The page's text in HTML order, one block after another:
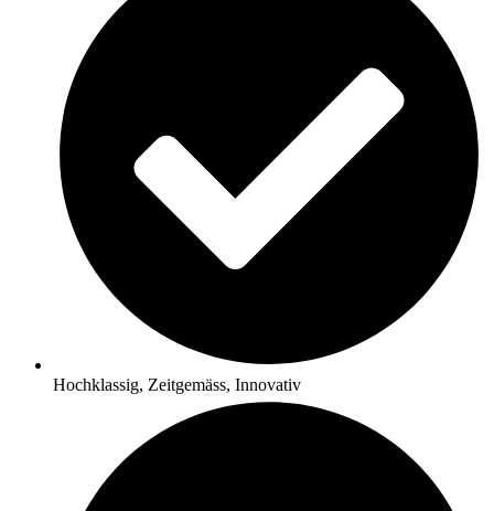
Hochklassig, Zeitgemäss, Innovativ